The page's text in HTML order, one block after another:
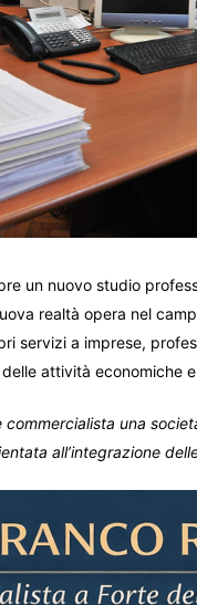
un nuovo studio
realtà opera nel
servizi a imprese,
attività economiche
una
all’integrazione